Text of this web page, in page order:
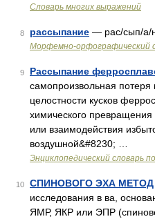
Словарь многих выражений
8 рассыпание — рас/сып/а/
Морфемно-орфографический
9 Рассыпание
самопроизвольная потеря
целостности кусков
химического
или взаимодействия
воздушной&#8230; …
Энциклопедический словарь
10 СПИНОВОГО ЭХА МЕТОД
исследования в ва,
ЯМР, ЯКР или ЭПР